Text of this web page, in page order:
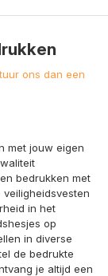
ons dan een
met jouw eigen
bedrukken met
veiligheidsvesten
in het
op
in diverse
de bedrukte
je altijd een